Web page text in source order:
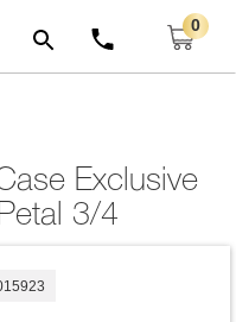
0
Case Exclusive Modal Rose Petal
3/4